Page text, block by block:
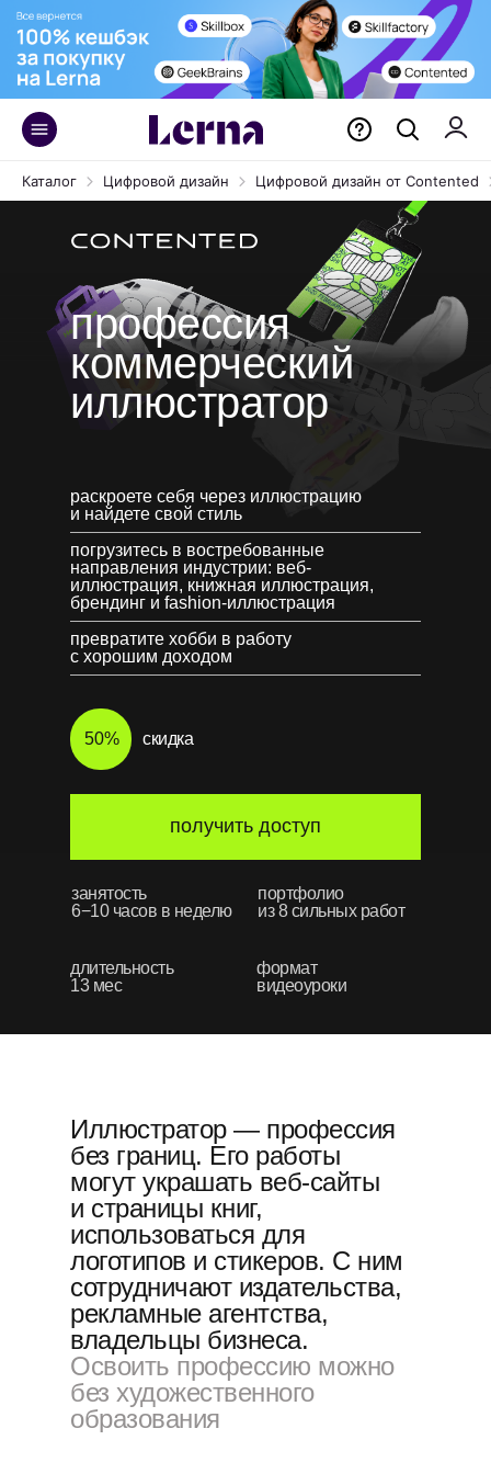
Каталог Цифровой дизайн Цифровой дизайн от Contented
Курс «Коммерческая
профессии Художник
занятость
6−10 часов в неделю
длительность
формат
видеоуроки
портфолио
из 8 сильных работ
получить доступ
профессия
коммерческий
иллюстратор
превратите хобби в работу
с хорошим доходом
погрузитесь в востребованные
направления индустрии: веб-
иллюстрация, книжная иллюстрация,
брендинг и fashion-иллюстрация
скидка
раскроете себя через иллюстрацию
и найдете свой стиль
50%
13 мес
Иллюстратор — профессия
без границ. Его работы
могут украшать веб-сайты
и страницы книг,
использоваться для
логотипов и стикеров. С ним
сотрудничают издательства,
рекламные агентства,
владельцы бизнеса.
Освоить профессию можно
без художественного
образования